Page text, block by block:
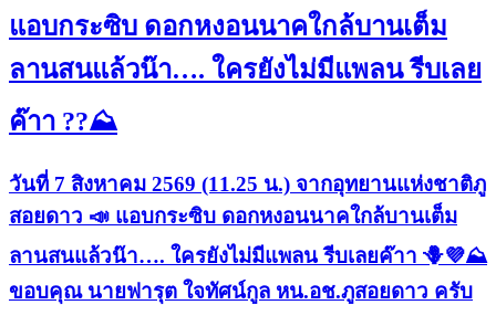
แอบกระซิบ ดอกหงอนนาคใกล้บานเต็ม
ลานสนแล้วน๊า…. ใครยังไม่มีแพลน รีบเลย
ค๊าา ??⛰️
วันที่ 7 สิงหาคม 2569 (11.25 น.) จากอุทยานแห่งชาติภู
สอยดาว 📣 แอบกระซิบ ดอกหงอนนาคใกล้บานเต็ม
ลานสนแล้วน๊า…. ใครยังไม่มีแพลน รีบเลยค๊าา 🪻💜⛰️
ขอบคุณ นายฟารุต ใจทัศน์กูล หน.อช.ภูสอยดาว ครับ